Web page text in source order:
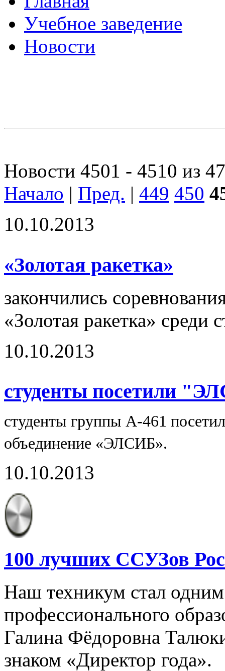
Учебное заведение
Новости
Новости 4501 - 4510 из
Начало | Пред. | 449 450
10.10.2013
«Золотая ракетка»
закончились
«Золотая ракетка» среди
10.10.2013
студенты посетили
студенты группы А-461
объединение «ЭЛСИБ».
10.10.2013
100 лучших ССУЗов
Наш техникум стал
профессионального
Галина Фёдоровна
знаком «Директор года».